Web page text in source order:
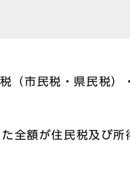
（市民税・県民税）
全額が住民税及び所